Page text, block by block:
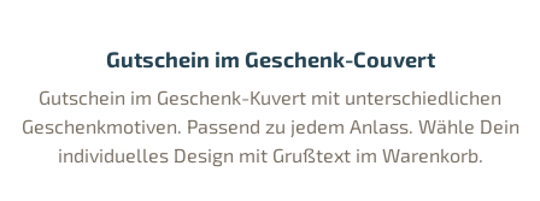
Gutschein im Geschenk-Couvert
Gutschein im Geschenk-Kuvert mit unterschiedlichen
Geschenkmotiven. Passend zu jedem Anlass. Wähle Dein
individuelles Design mit Grußtext im Warenkorb.